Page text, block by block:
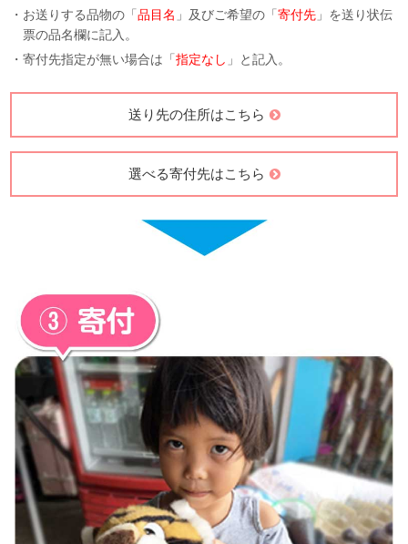
・お送りする品物の「品目名」及びご希望の「 寄付先」を送り状伝
票の品名欄に記入。
・寄付先指定が無い場合は「 指定なし」と記入。
送り先の住所はこちら
選べる寄付先はこちら